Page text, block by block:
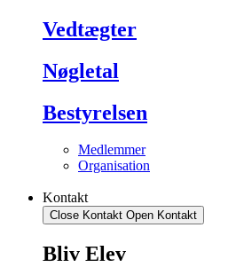
Vedtægter
Nøgletal
Bestyrelsen
Medlemmer
Organisation
Kontakt
Close Kontakt Open Kontakt
Bliv Elev